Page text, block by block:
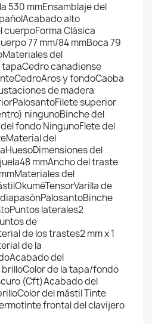
530 mmEnsamblaje del
alto
cuerpoForma Clásica
77 mm/84 mmBoca 79
del
canadiense
y fondoCaoba
de madera
superior
ningunoBinche del
fondo NingunoFlete del
del
del
mmAncho del traste
del
de
laterales2
de
de los trastes2 mm x 1
de la
del
de la tapa/fondo
(Cft)Acabado del
del mástil Tinte
frontal del clavijero